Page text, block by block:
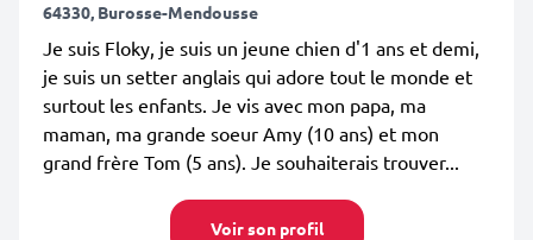
64330, Burosse-Mendousse
Je suis Floky, je suis un jeune chien d'1 ans et demi,
je suis un setter anglais qui adore tout le monde et
surtout les enfants. Je vis avec mon papa, ma
maman, ma grande soeur Amy (10 ans) et mon
grand frère Tom (5 ans). Je souhaiterais trouver...
Voir son profil